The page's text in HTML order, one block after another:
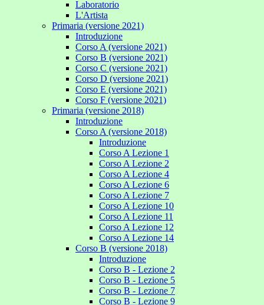
Laboratorio
L'Artista
Primaria (versione 2021)
Introduzione
Corso A (versione 2021)
Corso B (versione 2021)
Corso C (versione 2021)
Corso D (versione 2021)
Corso E (versione 2021)
Corso F (versione 2021)
Primaria (versione 2018)
Introduzione
Corso A (versione 2018)
Introduzione
Corso A Lezione 1
Corso A Lezione 2
Corso A Lezione 4
Corso A Lezione 6
Corso A Lezione 7
Corso A Lezione 10
Corso A Lezione 11
Corso A Lezione 12
Corso A Lezione 14
Corso B (versione 2018)
Introduzione
Corso B - Lezione 2
Corso B - Lezione 5
Corso B - Lezione 7
Corso B - Lezione 9